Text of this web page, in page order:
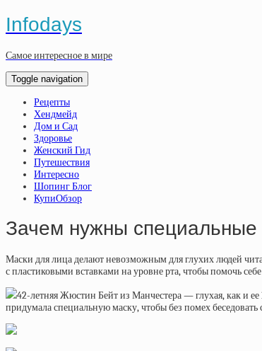
Infodays
Самое интересное в мире
Toggle navigation
Рецепты
Хендмейд
Дом и Сад
Здоровье
Женский Гид
Путешествия
Интересно
Шопинг Блог
КупиОбзор
Зачем нужны
Маски для лица делают невозможным для глухих людей
с пластиковыми вставками на уровне рта, чтобы помочь
42-летняя Жюстин Бейт из Манчестера — глухая, как и
придумала специальную маску, чтобы без помех